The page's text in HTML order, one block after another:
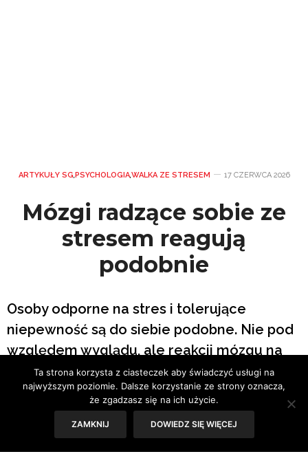
ARTYKUŁY SG,PSYCHOLOGIA,WALKA ZE STRESEM 17 CZERWCA 2026
Mózgi radzące sobie ze
stresem reagują
podobnie
Osoby odporne na stres i tolerujące
niepewność są do siebie podobne. Nie pod
względem wyglądu, ale reakcji mózgu na
stresujące bodźce.
Tekst: Sylwia Skorstad
Ta strona korzysta z ciasteczek aby świadczyć usługi na
najwyższym poziomie. Dalsze korzystanie ze strony oznacza,
że zgadzasz się na ich użycie.
ZAMKNIJ DOWIEDZ SIĘ WIĘCEJ